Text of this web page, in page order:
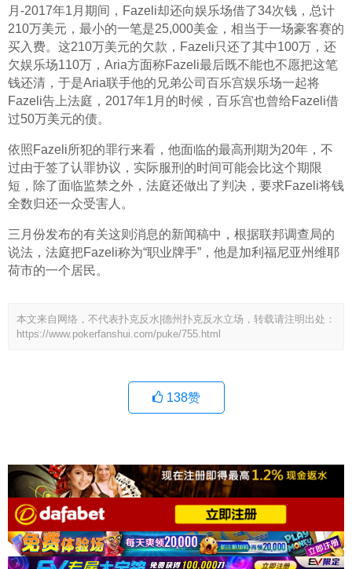
月-2017年1月期间，Fazeli却还向娱乐场借了34次钱，总计
210万美元，最小的一笔是25,000美金，相当于一场豪客赛的
买入费。这210万美元的欠款，Fazeli只还了其中100万，还
欠娱乐场110万，Aria方面称Fazeli最后既不能也不愿把这笔
钱还清，于是Aria联手他的兄弟公司百乐宫娱乐场一起将
Fazeli告上法庭，2017年1月的时候，百乐宫也曾给Fazeli借
过50万美元的债。
依照Fazeli所犯的罪行来看，他面临的最高刑期为20年，不
过由于签了认罪协议，实际服刑的时间可能会比这个期限
短，除了面临监禁之外，法庭还做出了判决，要求Fazeli将钱
全数归还一众受害人。
三月份发布的有关这则消息的新闻稿中，根据联邦调查局的
说法，法庭把Fazeli称为“职业牌手”，他是加利福尼亚州维耶
荷市的一个居民。
本文来自网络，不代表扑克反水|德州扑克反水立场，转载请注明出处：
https://www.pokerfanshui.com/puke/755.html
138赞